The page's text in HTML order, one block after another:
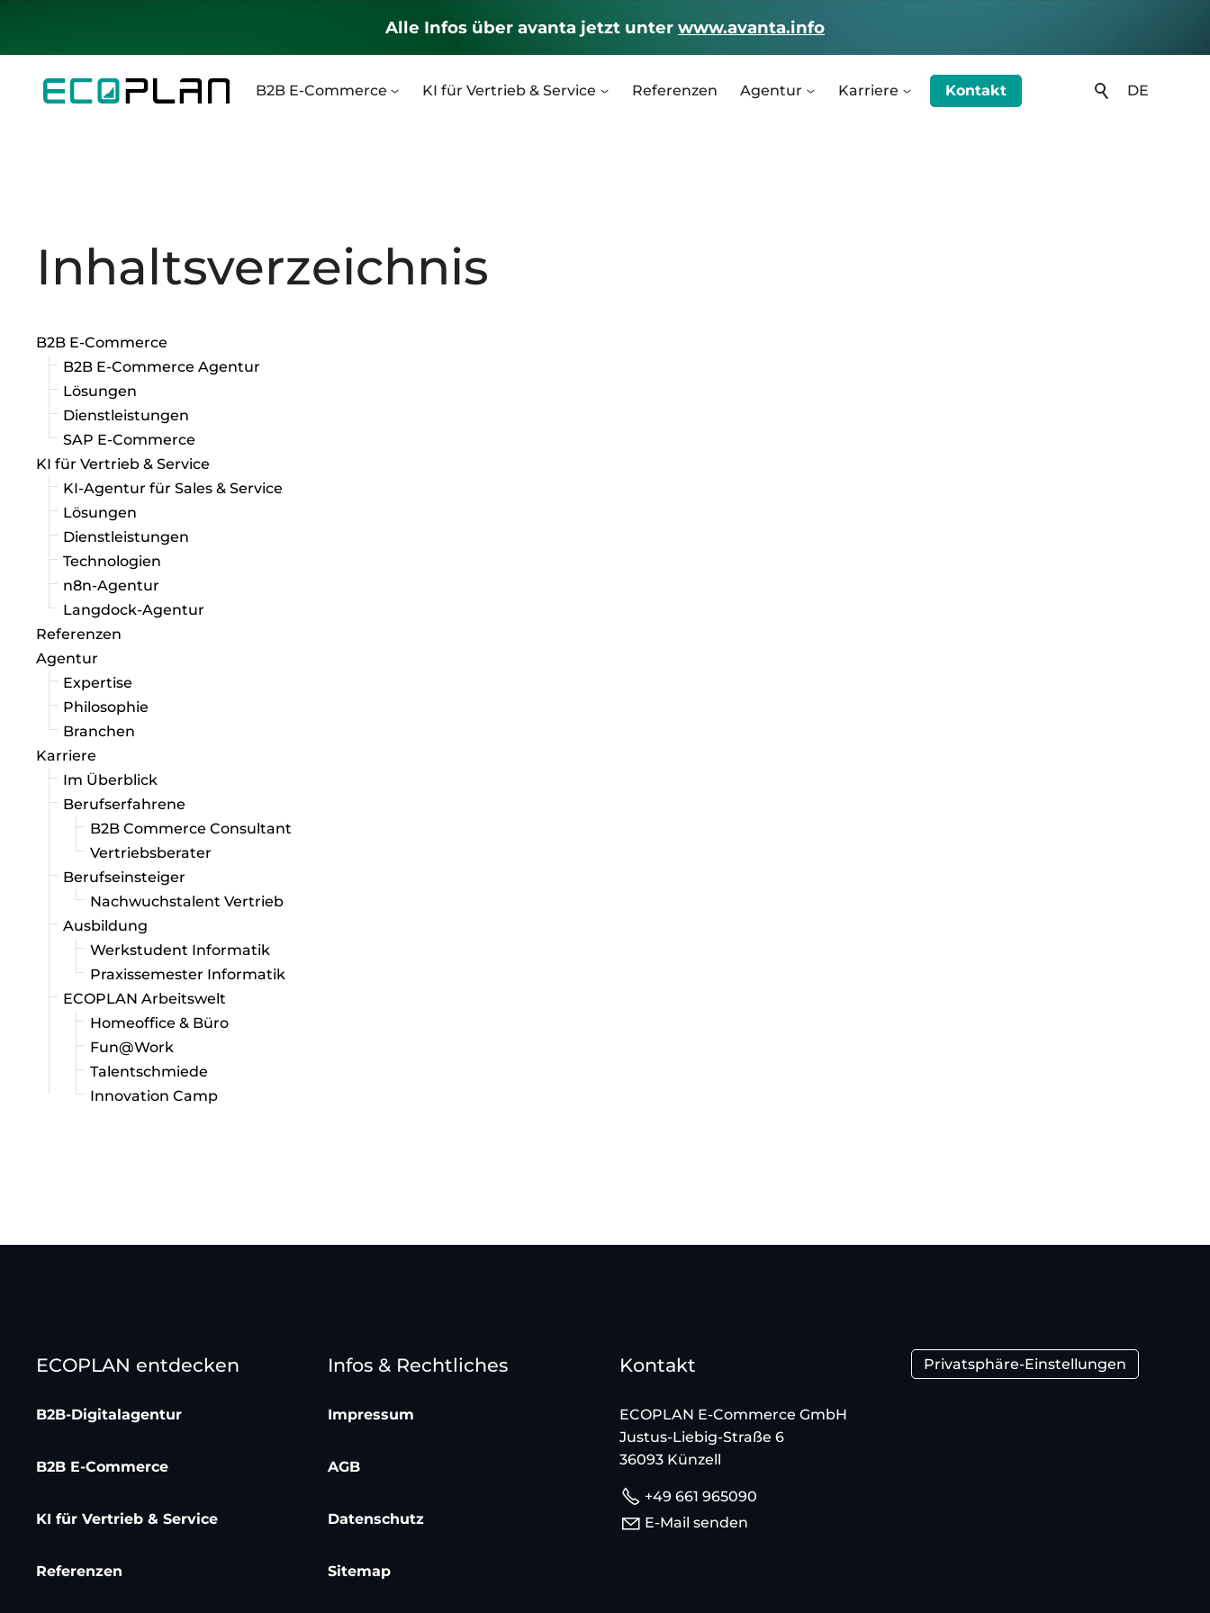
Alle Infos über avanta jetzt unter www.avanta.info
DE
B2B E-Commerce KI für Vertrieb & Service Referenzen Agentur Karriere Kontakt
Inhaltsverzeichnis
B2B E-Commerce
B2B E-Commerce Agentur
Lösungen
Dienstleistungen
SAP E-Commerce
KI für Vertrieb & Service
KI-Agentur für Sales & Service
Lösungen
Dienstleistungen
Technologien
n8n-Agentur
Langdock-Agentur
Referenzen
Agentur
Expertise
Philosophie
Branchen
Karriere
Im Überblick
Berufserfahrene
B2B Commerce Consultant
Vertriebsberater
Berufseinsteiger
Nachwuchstalent Vertrieb
Ausbildung
Werkstudent Informatik
Praxissemester Informatik
ECOPLAN Arbeitswelt
Homeoffice & Büro
Fun@Work
Talentschmiede
Innovation Camp
ECOPLAN entdecken
B2B-Digitalagentur
B2B E-Commerce
KI für Vertrieb & Service
Referenzen
Infos & Rechtliches
Impressum
AGB
Datenschutz
Sitemap
Kontakt
ECOPLAN E-Commerce GmbH
Justus-Liebig-Straße 6
36093 Künzell
+49 661 965090
E-Mail senden
Privatsphäre-Einstellungen